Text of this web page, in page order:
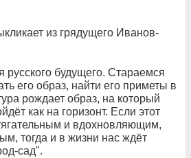
из грядущего Иванов-
русского будущего. Стараемся
его образ, найти его приметы в
рождает образ, на который
как на горизонт. Если этот
и вдохновляющим,
тогда и в жизни нас ждёт
сад".